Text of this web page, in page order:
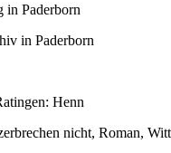
in Paderborn
in Paderborn
Henn
nicht, Roman,